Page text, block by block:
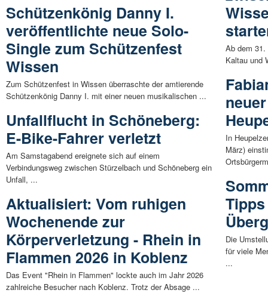
Schützenkönig Danny I.
veröffentlichte neue Solo-
Single zum Schützenfest
Wissen
Zum Schützenfest in Wissen überraschte der amtierende
Schützenkönig Danny I. mit einer neuen musikalischen ...
Unfallflucht in Schöneberg:
E-Bike-Fahrer verletzt
Am Samstagabend ereignete sich auf einem
Verbindungsweg zwischen Stürzelbach und Schöneberg ein
Unfall, ...
Aktualisiert: Vom ruhigen
Wochenende zur
Körperverletzung - Rhein in
Flammen 2026 in Koblenz
Das Event "Rhein in Flammen" lockte auch im Jahr 2026
zahlreiche Besucher nach Koblenz. Trotz der Absage ...
Ab dem
Kaltau und
In
März)
Die
für viele
...